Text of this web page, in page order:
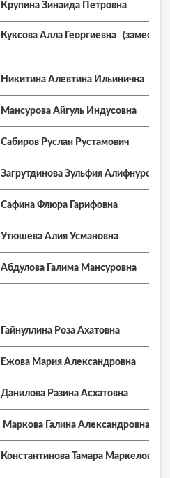
Крупина Зинаида Петровна
Куксова Алла Георгиевна
Никитина Алевтина Ильинична
Мансурова Айгуль Индусовна
Сабиров Руслан Рустамович
Загрутдинова Зульфия Алифнуровна
Сафина Флюра Гарифовна
Утюшева Алия Усмановна
Абдулова Галима Мансуровна
Гайнуллина Роза Ахатовна
Ежова Мария Александровна
Данилова Разина Асхатовна
Маркова Галина Александровна
Константинова Тамара Маркеловна